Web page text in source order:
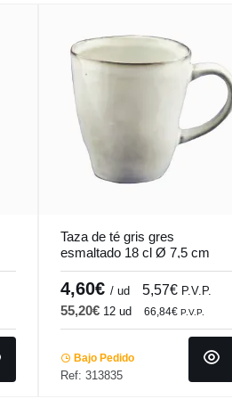
Taza de té gris gres
esmaltado 18 cl Ø 7,5 cm
Sky Pro.mundi
4,60€ / ud 5,57€ P.V.P.
55,20€ 12 ud 66,84€ P.V.P.
Bajo Pedido
Ref: 313835